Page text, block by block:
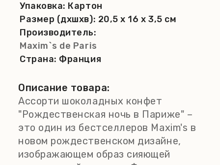
Упаковка: Картон
Размер (дхшхв): 20,5 x 16 x 3,5 см
Производитель:
Maxim`s de Paris
Страна: Франция
Описание товара:
Ассорти шоколадных конфет
"Рождественская ночь в Париже" –
это один из бестселлеров Maxim's в
новом рождественском дизайне,
изображающем образ сияющей